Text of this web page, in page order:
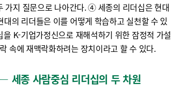
가지 질문으로 나아간다. ④ 세종의 리더십은 현대
의 리더들은 이를 어떻게 학습하고 실천할 수 있
K-기업가정신으로 재해석하기 위한 잠정적 가설
속에 재맥락화하려는 장치이라고 할 수 있다.
세종 사람중심 리더십의 두 차원